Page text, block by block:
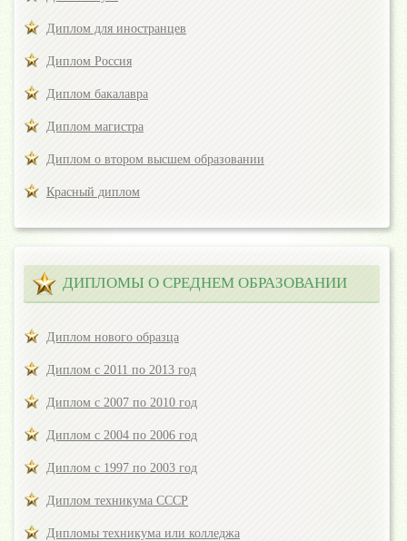
Диплом для иностранцев
Диплом Россия
Диплом бакалавра
Диплом магистра
Диплом о втором высшем образовании
Красный диплом
ДИПЛОМЫ О СРЕДНЕМ ОБРАЗОВАНИИ
Диплом нового образца
Диплом с 2011 по 2013 год
Диплом с 2007 по 2010 год
Диплом с 2004 по 2006 год
Диплом с 1997 по 2003 год
Диплом техникума СССР
Дипломы техникума или колледжа